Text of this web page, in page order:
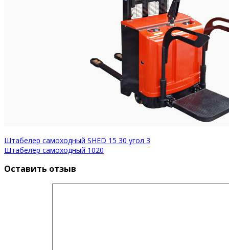
Штабелер самоходный SHED 15 30 угол 3
Штабелер самоходный 1020
Оставить отзыв